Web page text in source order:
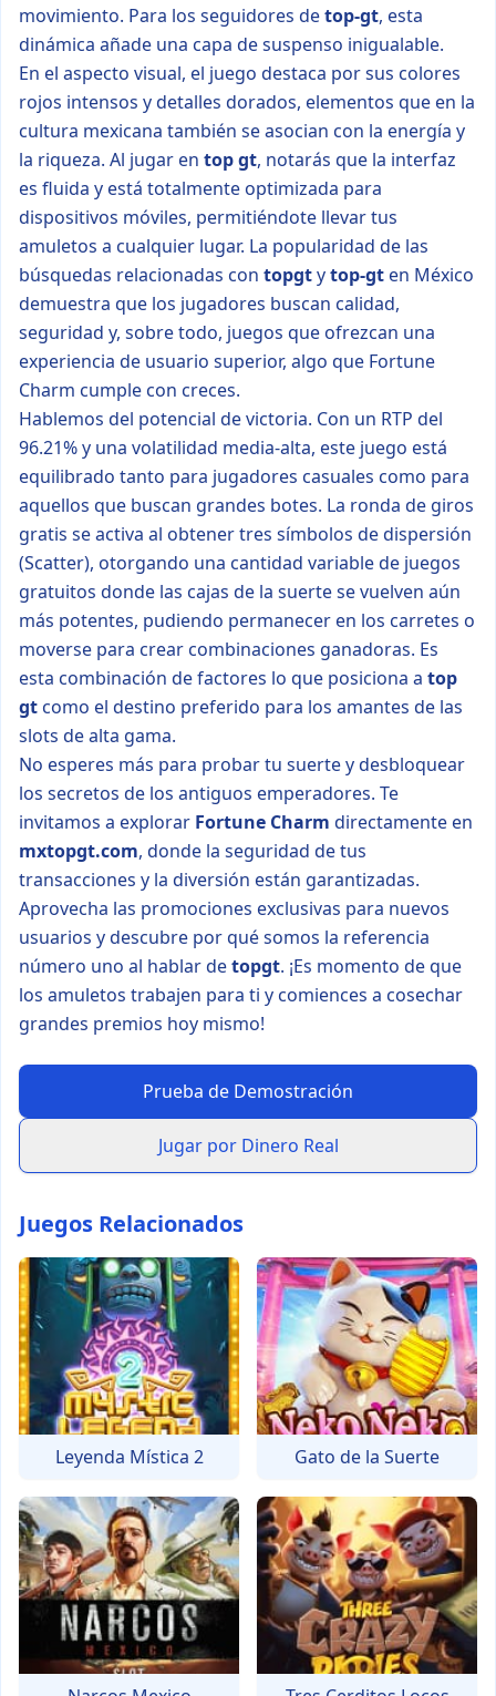
movimiento. Para los seguidores detop-gt, esta
dinámica añade una capa de suspenso inigualable.
En el aspecto visual, el juego destaca por sus colores
rojos intensos y detalles dorados, elementos que en la
cultura mexicana también se asocian con la energía y
la riqueza. Al jugar en top gt, notarás que la interfaz
es fluida y está totalmente optimizada para
dispositivos móviles, permitiéndote llevar tus
amuletos a cualquier lugar. La popularidad de las
búsquedas relacionadas con topgtytop-gt en México
demuestra que los jugadores buscan calidad,
seguridad y, sobre todo, juegos que ofrezcan una
experiencia de usuario superior, algo que Fortune
Charm cumple con creces.
Hablemos del potencial de victoria. Con un RTP del
96.21% y una volatilidad media-alta, este juego está
equilibrado tanto para jugadores casuales como para
aquellos que buscan grandes botes. La ronda de giros
gratis se activa al obtener tres símbolos de dispersión
(Scatter), otorgando una cantidad variable de juegos
gratuitos donde las cajas de la suerte se vuelven aún
más potentes, pudiendo permanecer en los carretes o
moverse para crear combinaciones ganadoras. Es
esta combinación de factores lo que posiciona a top
gt como el destino preferido para los amantes de las
slots de alta gama.
No esperes más para probar tu suerte y desbloquear
los secretos de los antiguos emperadores. Te
invitamos a explorar Fortune Charm directamente en
mxtopgt.com, donde la seguridad de tus
transacciones y la diversión están garantizadas.
Aprovecha las promociones exclusivas para nuevos
usuarios y descubre por qué somos la referencia
número uno al hablar detopgt. ¡Es momento de que
los amuletos trabajen para ti y comiences a cosechar
grandes premios hoy mismo!
Prueba de Demostración
Jugar por Dinero Real
Juegos Relacionados
Leyenda Mística 2 Gato de la Suerte